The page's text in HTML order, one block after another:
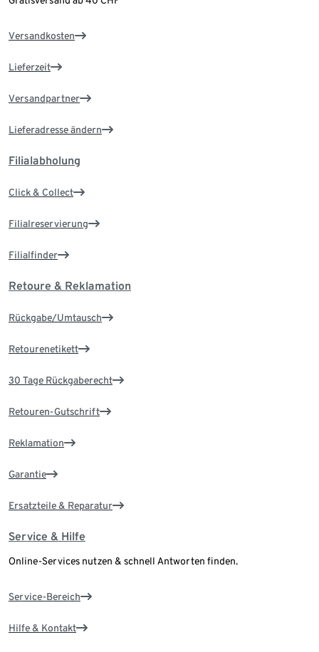
Versandkosten
Lieferzeit
Versandpartner
Lieferadresse ändern
Filialabholung
Click & Collect
Filialreservierung
Filialfinder
Retoure & Reklamation
Rückgabe/Umtausch
Retourenetikett
30 Tage Rückgaberecht
Retouren-Gutschrift
Reklamation
Garantie
Ersatzteile & Reparatur
Service & Hilfe
Online-Services nutzen & schnell Antworten finden.
Service-Bereich
Hilfe & Kontakt